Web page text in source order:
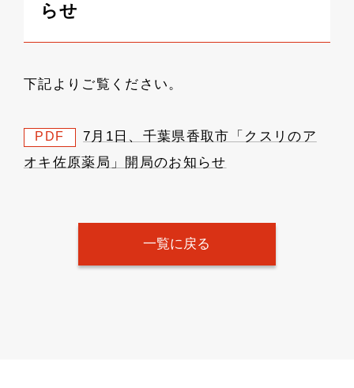
らせ
下記よりご覧ください。
PDF
7月1日、千葉県香取市「クスリのア
オキ佐原薬局」開局のお知らせ
一覧に戻る